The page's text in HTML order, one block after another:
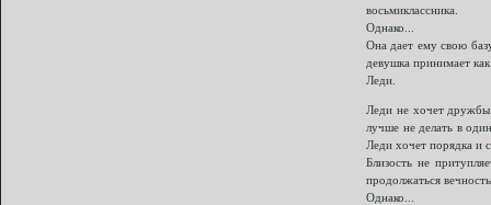
восьмиклассника.
Однако...
Она дает ему свою
девушка принимает
Леди.
Леди не хочет
лучше не делать в
Леди хочет порядка и
Близость не
продолжаться
Однако...